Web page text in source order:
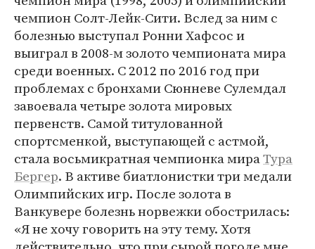
чемпион Солт-Лейк-Сити. Вслед за ним с
болезнью выступал Ронни Хафсос и
выиграл в 2008-м золото чемпионата мира
среди военных. С 2012 по 2016 год при
проблемах с бронхами Сюнневе Сулемдал
завоевала четыре золота мировых
первенств. Самой титулованной
спортсменкой, выступающей с астмой,
стала восьмикратная чемпионка мираТура
Бергер. В активе биатлонистки три медали
Олимпийских игр. После золота в
Ванкувере болезнь норвежки обострилась:
«Я не хочу говорить на эту тему. Хотя